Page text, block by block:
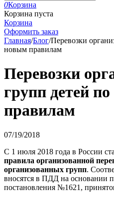
0Корзина
Корзина пуста
Корзина
Оформить заказ
Главная/Блог/Перевозки
новым правилам
Перевозки
групп детей
правилам
07/19/2018
С 1 июля 2018 года в России
правила организованной
организованных групп.
вносятся в ПДД на основании
постановления №1621,